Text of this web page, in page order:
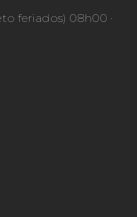
feriados) 08h00 ·